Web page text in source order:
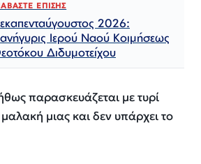
ΕΠΙΣΗΣ
2026:
Ιερού Ναού Κοιμήσεως
Διδυμοτείχου
παρασκευάζεται με τυρί
μιας και δεν υπάρχει το